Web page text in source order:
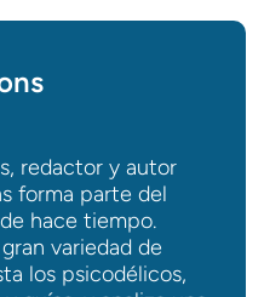
redactor y autor
forma parte del
hace tiempo.
variedad de
los psicodélicos,